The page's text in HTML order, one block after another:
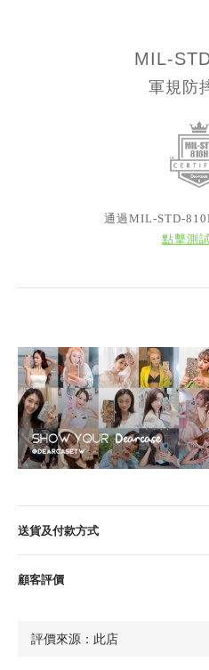
MIL-
軍規防
通過MIL-STD-
點擊測
送貨及付款方式
顧客評價